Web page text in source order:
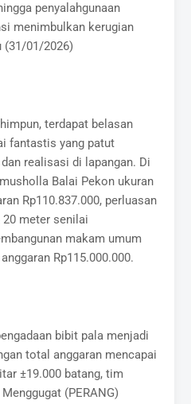
penyalahgunaan
menimbulkan kerugian
(31/01/2026)
terdapat belasan
fantastis yang patut
realisasi di lapangan. Di
Balai Pekon ukuran
Rp110.837.000, perluasan
20 meter senilai
makam umum
Rp115.000.000.
bibit pala menjadi
total anggaran mencapai
±19.000 batang, tim
(PERANG)